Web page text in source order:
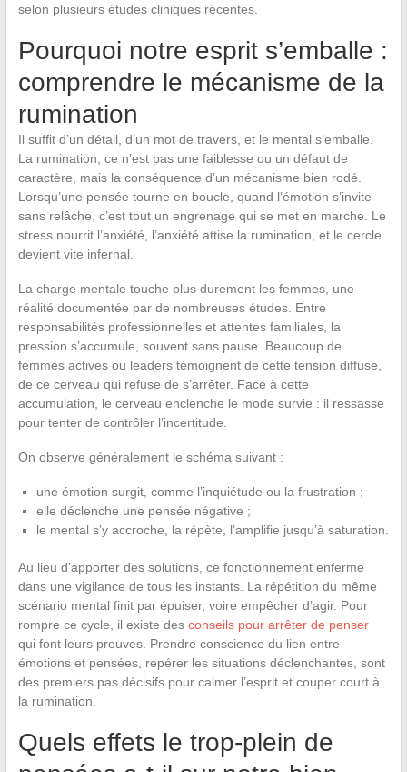
selon plusieurs études cliniques récentes.
Pourquoi notre esprit s’emballe :
comprendre le mécanisme de la
rumination
Il suffit d’un détail, d’un mot de travers, et le mental s’emballe.
La rumination, ce n’est pas une faiblesse ou un défaut de
caractère, mais la conséquence d’un mécanisme bien rodé.
Lorsqu’une pensée tourne en boucle, quand l’émotion s’invite
sans relâche, c’est tout un engrenage qui se met en marche. Le
stress nourrit l’anxiété, l’anxiété attise la rumination, et le cercle
devient vite infernal.
La charge mentale touche plus durement les femmes, une
réalité documentée par de nombreuses études. Entre
responsabilités professionnelles et attentes familiales, la
pression s’accumule, souvent sans pause. Beaucoup de
femmes actives ou leaders témoignent de cette tension diffuse,
de ce cerveau qui refuse de s’arrêter. Face à cette
accumulation, le cerveau enclenche le mode survie : il ressasse
pour tenter de contrôler l’incertitude.
On observe généralement le schéma suivant :
une émotion surgit, comme l’inquiétude ou la frustration ;
elle déclenche une pensée négative ;
le mental s’y accroche, la répète, l’amplifie jusqu’à saturation.
Au lieu d’apporter des solutions, ce fonctionnement enferme
dans une vigilance de tous les instants. La répétition du même
scénario mental finit par épuiser, voire empêcher d’agir. Pour
rompre ce cycle, il existe des conseils pour arrêter de penser
qui font leurs preuves. Prendre conscience du lien entre
émotions et pensées, repérer les situations déclenchantes, sont
des premiers pas décisifs pour calmer l’esprit et couper court à
la rumination.
Quels effets le trop-plein de